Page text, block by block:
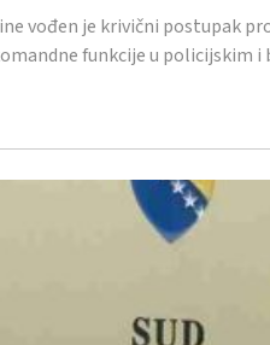
vođen je krivični postupak
funkcije u policijskim